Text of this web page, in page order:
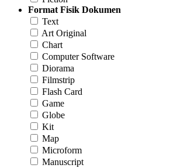
Format Fisik Dokumen
Text
Art Original
Chart
Computer Software
Diorama
Filmstrip
Flash Card
Game
Globe
Kit
Map
Microform
Manuscript